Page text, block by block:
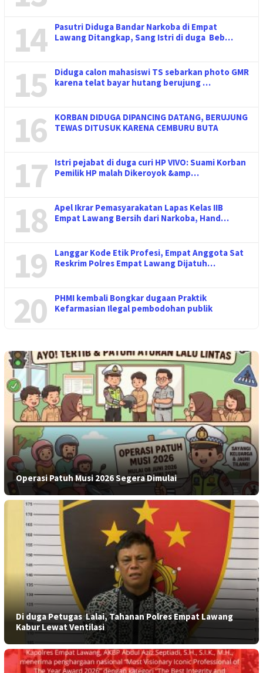
14
Pasutri Diduga Bandar Narkoba di Empat
Lawang Ditangkap, Sang Istri di duga Beb…
15
Diduga calon mahasiswi TS sebarkan photo GMR
karena telat bayar hutang berujung …
16
KORBAN DIDUGA DIPANCING DATANG, BERUJUNG
TEWAS DITUSUK KARENA CEMBURU BUTA
17
Istri pejabat di duga curi HP VIVO: Suami Korban
Pemilik HP malah Dikeroyok &amp…
18
Apel Ikrar Pemasyarakatan Lapas Kelas IIB
Empat Lawang Bersih dari Narkoba, Hand…
19
Langgar Kode Etik Profesi, Empat Anggota Sat
Reskrim Polres Empat Lawang Dijatuh…
20
PHMI kembali Bongkar dugaan Praktik
Kefarmasian Ilegal pembodohan publik
Operasi Patuh Musi 2026 Segera Dimulai
​Di duga Petugas Lalai, Tahanan Polres Empat Lawang
Kabur Lewat Ventilasi